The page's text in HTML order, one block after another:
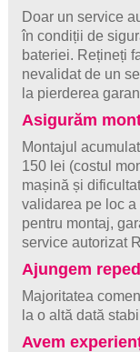
Doar un service
în condiții de
bateriei. Rețineți
nevalidat de un
la pierderea
Asigurăm
Montajul
150 lei (costul
mașină și
validarea pe loc
pentru montaj,
service autorizat
Ajungem
Majoritatea
la o altă dată
Avem